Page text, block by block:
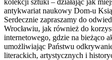
antykwariat naukowy Dom-u
Serdecznie zapraszamy do
Wrocławiu, jak również do
internetowego, gdzie na bieżąco
umożliwiając Państwu
literackich, artystycznych i